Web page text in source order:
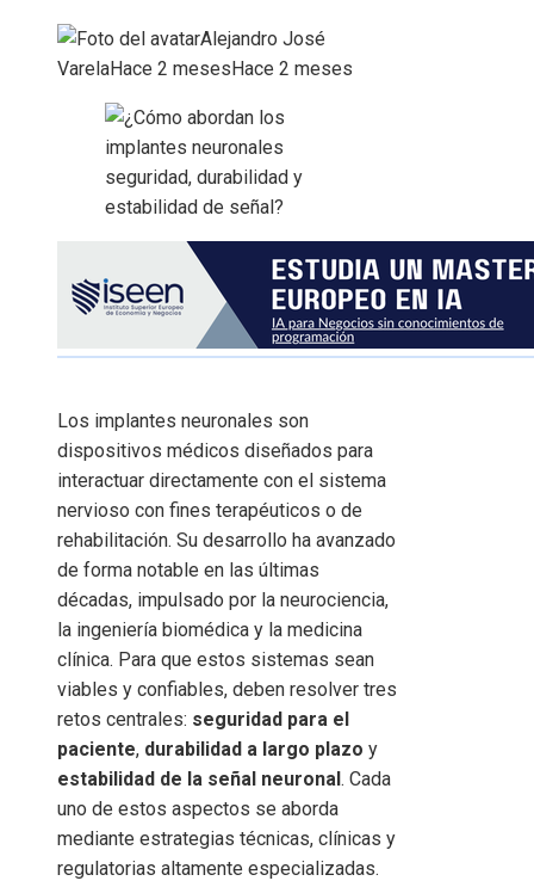
Alejandro José
VarelaHace 2 meses Hace 2 meses
Los implantes neuronales son
dispositivos médicos diseñados para
interactuar directamente con el sistema
nervioso con fines terapéuticos o de
rehabilitación. Su desarrollo ha avanzado
de forma notable en las últimas
décadas, impulsado por la neurociencia,
la ingeniería biomédica y la medicina
clínica. Para que estos sistemas sean
viables y confiables, deben resolver tres
retos centrales: seguridad para el
paciente, durabilidad a largo plazo y
estabilidad de la señal neuronal . Cada
uno de estos aspectos se aborda
mediante estrategias técnicas, clínicas y
regulatorias altamente especializadas.